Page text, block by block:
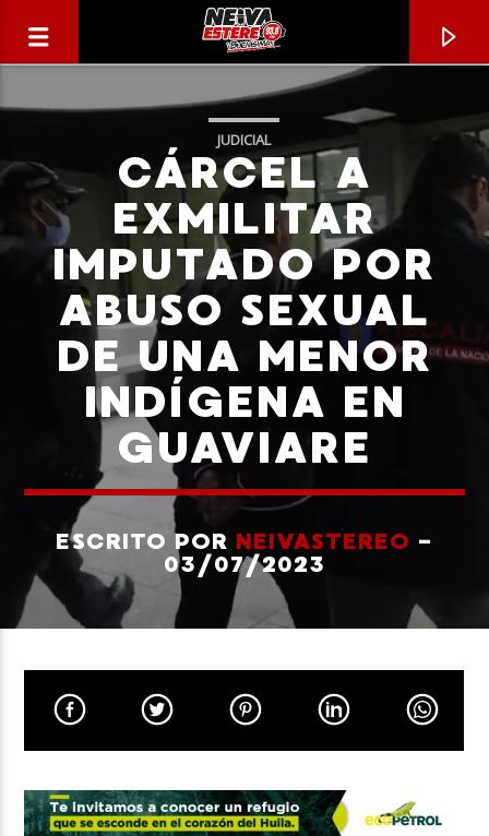
CANCIÓN ACTUAL
TÍTULO
ARTISTA
JUDICIAL
CÁRCEL A
EXMILITAR
IMPUTADO POR
ABUSO SEXUAL
DE UNA MENOR
INDÍGENA EN
GUAVIARE
ESCRITO POR NEIVASTEREO -
03/07/2023